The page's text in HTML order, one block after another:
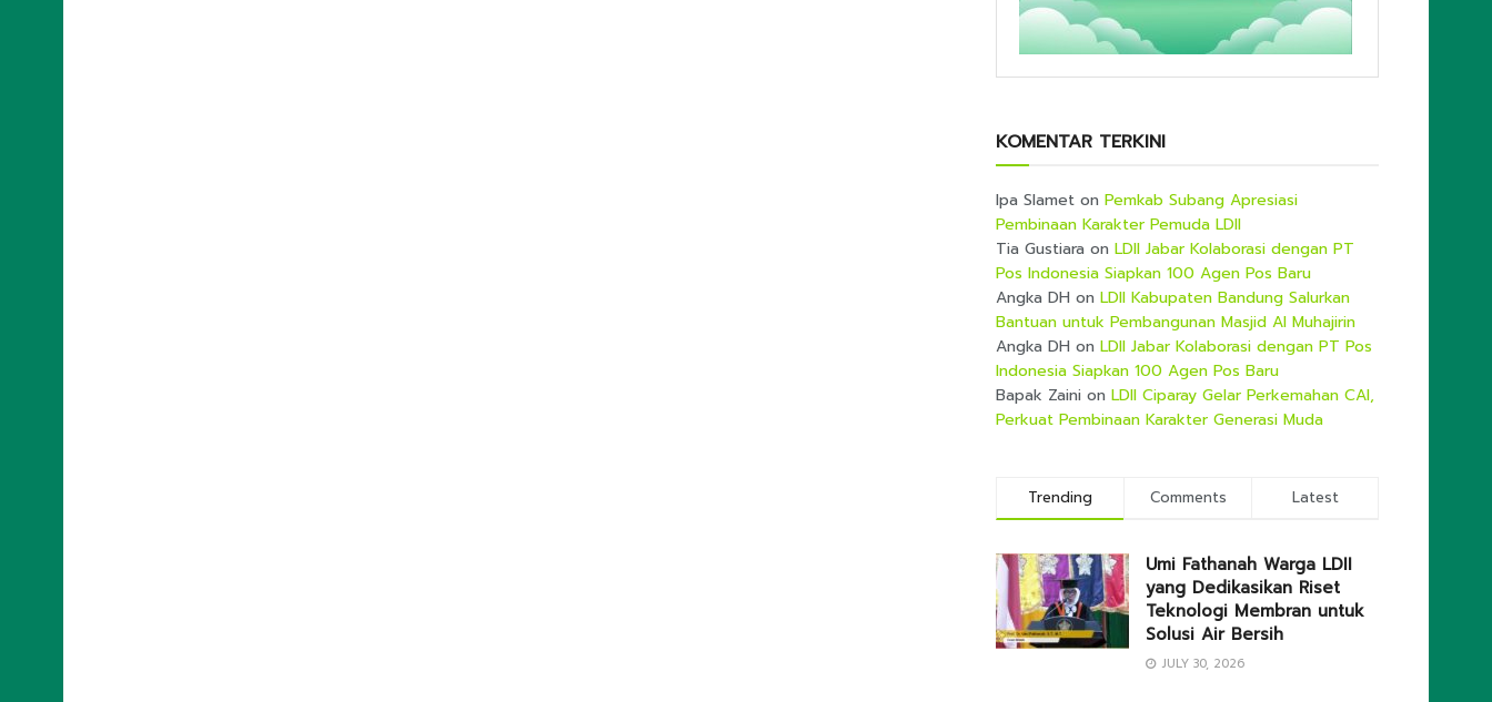
KOMENTAR TERKINI
Ipa Slamet on Pemkab Subang Apresiasi
Pembinaan Karakter Pemuda LDII
Tia Gustiara on LDII Jabar Kolaborasi dengan PT
Pos Indonesia Siapkan 100 Agen Pos Baru
Angka DH on LDII Kabupaten Bandung Salurkan
Bantuan untuk Pembangunan Masjid Al Muhajirin
Angka DH on LDII Jabar Kolaborasi dengan PT Pos
Indonesia Siapkan 100 Agen Pos Baru
Bapak Zaini on LDII Ciparay Gelar Perkemahan CAI,
Perkuat Pembinaan Karakter Generasi Muda
Trending Comments Latest
Umi Fathanah Warga LDII
yang Dedikasikan Riset
Teknologi Membran untuk
Solusi Air Bersih
JULY 30, 2026